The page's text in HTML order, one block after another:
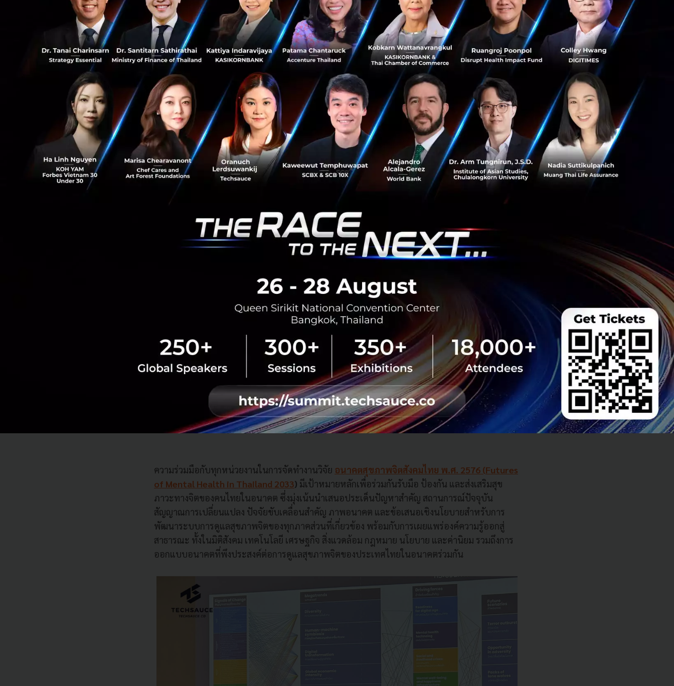
1
การศึกษาวิจัยด้านอนาคตศึกษาด้านสุขภาพจิต
มีความสำคัญมากในด้านการรู้แนวโน้ม เพื่อกำหนดนโยบาย การส่งเสริมองค์
ความรู้ และการพัฒนาสังคมไทยไปยังภาพอนาคตด้านสุขภาพจิตที่พึงประสงค์ได้
1. จะอยู่เฉยได้อย่างไร ในเมื่อโลกของเรามีจำนวนผู้ป่วยด้าน Mental Health มากกว่าผู้ป่วย
มะเร็ง
ดร.การดี เลียวไพโรจน์ ผู้อำนวยการบริหาร ศูนย์วิจัยอนาคตศึกษาฟิวเจอร์เทลส์ แล็บ โดย บริษัท
แมกโนเลีย ควอลิตี้ ดีเวล็อปเม้นต์ คอร์ปอเรชั่น จำกัด (FutureTales Lab by MQDC)
มาบอกว่า ปัจจุบัน ผู้คนทั่วโลกมีโรคทางด้านสุขภาพจิตโดยเฉลี่ยถึง 36% ซึ่งสูงกว่าโรคมะเร็งที่มีค่า
เฉลี่ยอยู่ที่ 34% ยิ่งไปกว่านั้น UN ยังประกาศให้ 80% ของประเทศในเครือข่ายทั่วโลก นำการดูแล
สุขภาพจิตมาเป็นการดูแลสุขภาพขั้นพื้นฐานภายในปี พ.ศ. 2573 (ค.ศ. 2030)
เมื่อมองดูประเทศไทย 80.6% ของคนเมือง มีปัญหาสุขภาพจิตเพิ่ม
สูงขึ้น และมากกว่าผู้อาศัยในเขตชนบทเกือบครึ่ง (48.9%) ชี้ให้เห็นว่า
การจะทำให้คนที่อาศัยในเมืองมีสุขภาวะที่ดี เราจะต้องเข้าใจและดูแล
สุขภาพจิตให้เตรียมพร้อมกับหลากหลายเหตุการณ์ด้วย เช่น โรคระบาด
หรือ ภาวะเศรษฐกิจไม่มั่นคง
ความร่วมมือกับทุกหน่วยงานในการจัดทำงานวิจัย อนาคตสุขภาพจิตสังคมไทย พ.ศ. 2576 (Futures
of Mental Health in Thailand 2033) มีเป้าหมายหลักเพื่อร่วมกันรับมือ ป้องกัน และส่งเสริมสุข
ภาวะทางจิตของคนไทยในอนาคต ซึ่งมุ่งเน้นนำเสนอประเด็นปัญหาสำคัญ สถานการณ์ปัจจุบัน
สัญญาณการเปลี่ยนแปลง ปัจจัยขับเคลื่อนสำคัญ ภาพอนาคต และข้อเสนอเชิงนโยบายสำหรับการ
พัฒนาระบบการดูแลสุขภาพจิตของทุกภาคส่วนที่เกี่ยวข้อง พร้อมกับการเผยแพร่องค์ความรู้ออกสู่
สาธารณะ ทั้งในมิติสังคม เทคโนโลยี เศรษฐกิจ สิ่งแวดล้อม กฎหมาย นโยบาย และค่านิยม รวมถึงการ
ออกแบบอนาคตที่พึงประสงค์ต่อการดูแลสุขภาพจิตของประเทศไทยในอนาคตร่วมกัน